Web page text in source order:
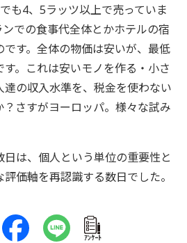
も4、5ラッツ以上で売っていま
での食事代全体とかホテルの宿
す。全体の物価は安いが、最低
。これは安いモノを作る・小さ
の収入水準を、税金を使わない
さすがヨーロッパ。様々な試み
は、個人という単位の重要性と
価軸を再認識する数日でした。
ｱﾝｹｰﾄ